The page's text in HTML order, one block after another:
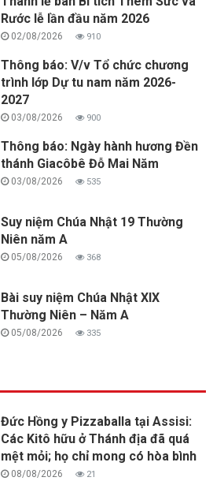
Rước lễ lần đầu năm 2026
02/08/2026 910
Thông báo: V/v Tổ chức chương
trình lớp Dự tu nam năm 2026-
2027
03/08/2026 900
Thông báo: Ngày hành hương Đền
thánh Giacôbê Đỗ Mai Năm
03/08/2026 535
Suy niệm Chúa Nhật 19 Thường
Niên năm A
05/08/2026 368
Bài suy niệm Chúa Nhật XIX
Thường Niên – Năm A
05/08/2026 335
Đức Hồng y Pizzaballa tại Assisi:
Các Kitô hữu ở Thánh địa đã quá
mệt mỏi; họ chỉ mong có hòa bình
08/08/2026 21